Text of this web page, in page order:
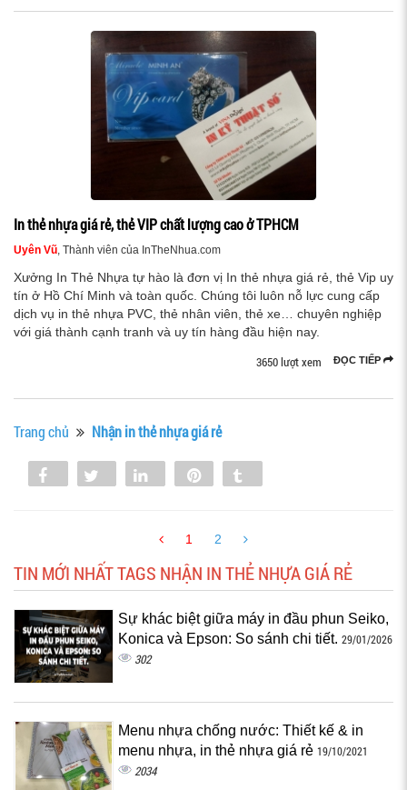
In thẻ nhựa giá rẻ, thẻ VIP chất lượng cao ở TPHCM
Uyên Vũ, Thành viên của InTheNhua.com
Xưởng In Thẻ Nhựa tự hào là đơn vị In thẻ nhựa giá rẻ, thẻ Vip uy
tín ở Hồ Chí Minh và toàn quốc. Chúng tôi luôn nỗ lực cung cấp
dịch vụ in thẻ nhựa PVC, thẻ nhân viên, thẻ xe… chuyên nghiệp
với giá thành cạnh tranh và uy tín hàng đầu hiện nay.
ĐỌC TIẾP
3650 lượt xem
Trang chủ Nhận in thẻ nhựa giá rẻ
Share Tweet Share
1 2
TIN MỚI NHẤT TAGS NHẬN IN THẺ NHỰA GIÁ RẺ
Sự khác biệt giữa máy in đầu phun Seiko,
Konica và Epson: So sánh chi tiết. 29/01/2026
302
Menu nhựa chống nước: Thiết kế & in
menu nhựa, in thẻ nhựa giá rẻ 19/10/2021
2034